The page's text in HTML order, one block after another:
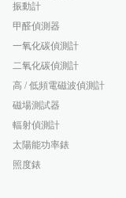
振動計
甲醛偵測器
一氧化碳偵測計
二氧化碳偵測計
高 / 低頻電磁波偵測計
磁場測試器
輻射偵測計
太陽能功率錶
照度錶